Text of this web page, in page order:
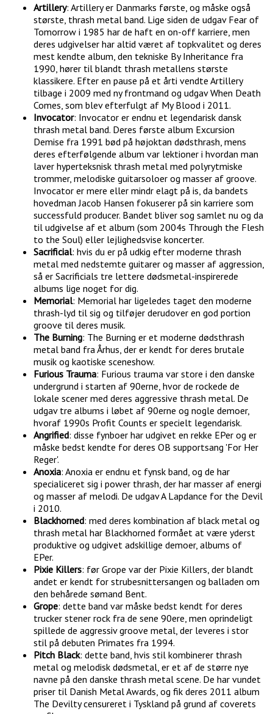
Artillery: Artillery er Danmarks første, og måske også
største, thrash metal band. Lige siden de udgav Fear of
Tomorrow i 1985 har de haft en on-off karriere, men
deres udgivelser har altid været af topkvalitet og deres
mest kendte album, den tekniske By Inheritance fra
1990, hører til blandt thrash metallens største
klassikere. Efter en pause på et årti vendte Artillery
tilbage i 2009 med ny frontmand og udgav When Death
Comes, som blev efterfulgt af My Blood i 2011.
Invocator: Invocator er endnu et legendarisk dansk
thrash metal band. Deres første album Excursion
Demise fra 1991 bød på højoktan dødsthrash, mens
deres efterfølgende album var lektioner i hvordan man
laver hyperteksnisk thrash metal med polyrytmiske
trommer, melodiske guitarsoloer og masser af groove.
Invocator er mere eller mindr elagt på is, da bandets
hovedman Jacob Hansen fokuserer på sin karriere som
successfuld producer. Bandet bliver sog samlet nu og da
til udgivelse af et album (som 2004s Through the Flesh
to the Soul) eller lejlighedsvise koncerter.
Sacrificial: hvis du er på udkig efter moderne thrash
metal med nedstemte guitarer og masser af aggression,
så er Sacrificials tre lettere dødsmetal-inspirerede
albums lige noget for dig.
Memorial: Memorial har ligeledes taget den moderne
thrash-lyd til sig og tilføjer derudover en god portion
groove til deres musik.
The Burning: The Burning er et moderne dødsthrash
metal band fra Århus, der er kendt for deres brutale
musik og kaotiske sceneshow.
Furious Trauma: Furious trauma var store i den danske
undergrund i starten af 90erne, hvor de rockede de
lokale scener med deres aggressive thrash metal. De
udgav tre albums i løbet af 90erne og nogle demoer,
hvoraf 1990s Profit Counts er specielt legendarisk.
Angrified: disse fynboer har udgivet en rekke EPer og er
måske bedst kendte for deres OB supportsang 'For Her
Reger'.
Anoxia: Anoxia er endnu et fynsk band, og de har
specialiceret sig i power thrash, der har masser af energi
og masser af melodi. De udgav A Lapdance for the Devil
i 2010.
Blackhorned: med deres kombination af black metal og
thrash metal har Blackhorned formået at være yderst
produktive og udgivet adskillige demoer, albums of
EPer.
Pixie Killers: før Grope var der Pixie Killers, der blandt
andet er kendt for strubesnittersangen og balladen om
den behårede sømand Bent.
Grope: dette band var måske bedst kendt for deres
trucker stener rock fra de sene 90ere, men oprindeligt
spillede de aggressiv groove metal, der leveres i stor
stil på debuten Primates fra 1994.
Pitch Black: dette band, hvis stil kombinerer thrash
metal og melodisk dødsmetal, er et af de større nye
navne på den danske thrash metal scene. De har vundet
priser til Danish Metal Awards, og fik deres 2011 album
The Devilty censureret i Tyskland på grund af coverets